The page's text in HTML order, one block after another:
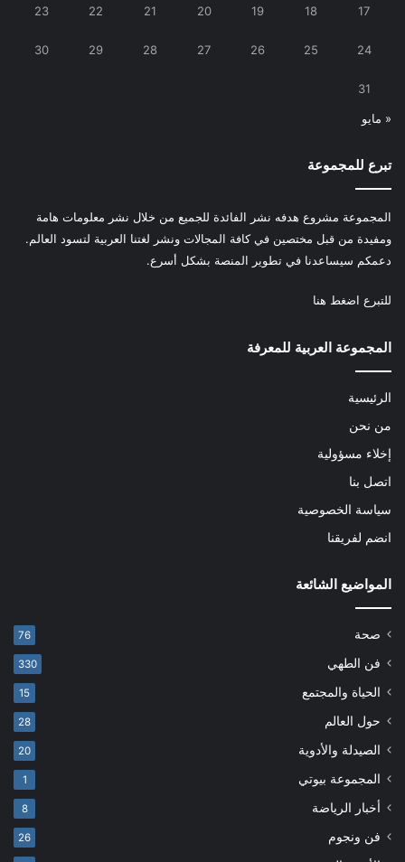
17
18
19
20
21
22
23
24
25
26
27
28
29
30
31
« مايو
تبرع للمجموعة
المجموعة مشروع هدفه نشر الفائدة للجميع من خلال نشر معلومات هامة
ومفيدة من قبل مختصين في كافة المجالات ونشر لغتنا العربية لتسود العالم.
دعمكم سيساعدنا في تطوير المنصة بشكل أسرع.
للتبرع اضغط هنا
المجموعة العربية للمعرفة
الرئيسية
من نحن
إخلاء مسؤولية
اتصل بنا
سياسة الخصوصية
انضم لفريقنا
المواضيع الشائعة
صحة 76
فن الطهي 330
الحياة والمجتمع 15
حول العالم 28
الصيدلة والأدوية 20
المجموعة بيوتي 1
أخبار الرياضة 8
فن ونجوم 26